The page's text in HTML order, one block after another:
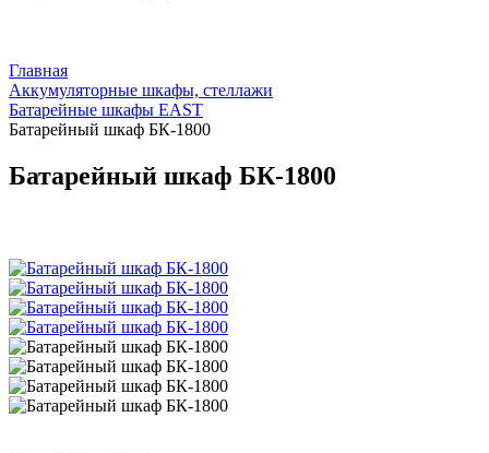
Главная
Аккумуляторные шкафы, стеллажи
Батарейные шкафы EAST
Батарейный шкаф БК-1800
Батарейный шкаф БК-1800